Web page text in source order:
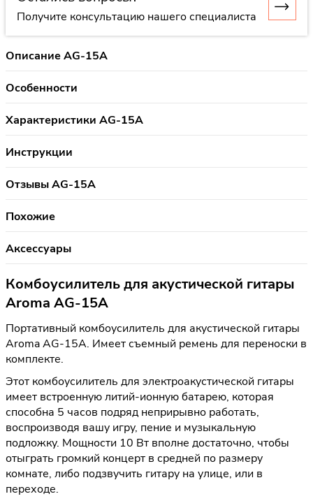
Получите консультацию нашего специалиста
Описание AG-15A
Особенности
Характеристики AG-15A
Инструкции
Отзывы AG-15A
Похожие
Аксессуары
Комбоусилитель для акустической гитары
Aroma AG-15A
Портативный комбоусилитель для акустической гитары
Aroma AG-15A. Имеет съемный ремень для переноски в
комплекте.
Этот комбоусилитель для электроакустической гитары
имеет встроенную литий-ионную батарею, которая
способна 5 часов подряд неприрывно работать,
воспроизводя вашу игру, пение и музыкальную
подложку. Мощности 10 Вт вполне достаточно, чтобы
отыграть громкий концерт в средней по размеру
комнате, либо подзвучить гитару на улице, или в
переходе.